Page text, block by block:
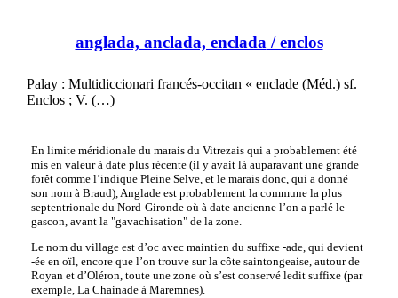
anglada, anclada, enclada / enclos
Palay : Multidiccionari francés-occitan « enclade (Méd.) sf.
Enclos ; V. (…)
En limite méridionale du marais du Vitrezais qui a probablement été
mis en valeur à date plus récente (il y avait là auparavant une grande
forêt comme l’indique Pleine Selve, et le marais donc, qui a donné
son nom à Braud), Anglade est probablement la commune la plus
septentrionale du Nord-Gironde où à date ancienne l’on a parlé le
gascon, avant la "gavachisation" de la zone.
Le nom du village est d’oc avec maintien du suffixe -ade, qui devient
-ée en oïl, encore que l’on trouve sur la côte saintongeaise, autour de
Royan et d’Oléron, toute une zone où s’est conservé ledit suffixe (par
exemple, La Chainade à Maremnes).